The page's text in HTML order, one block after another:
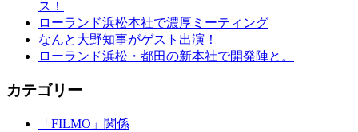
ス！
ローランド浜松本社で濃厚ミーティング
なんと大野知事がゲスト出演！
ローランド浜松・都田の新本社で開発陣と。
カテゴリー
「FILMO」関係